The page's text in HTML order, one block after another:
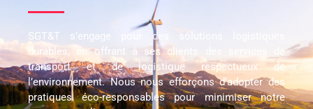
SGT&T s’engage pour des solutions logistiques
durables, en offrant à ses clients des services de
transport et de logistique respectueux de
l’environnement. Nous nous efforçons d’adopter des
pratiques éco-responsables pour minimiser notre